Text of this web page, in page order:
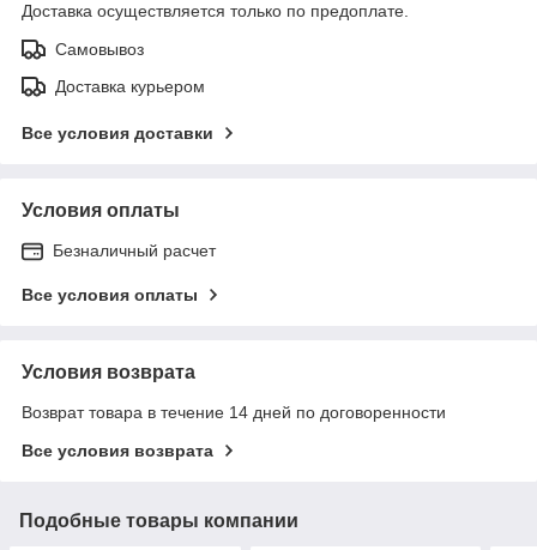
Доставка осуществляется только по предоплате.
Самовывоз
Доставка курьером
Все условия доставки
Условия оплаты
Безналичный расчет
Все условия оплаты
Условия возврата
Возврат товара в течение 14 дней по договоренности
Все условия возврата
Подобные товары компании